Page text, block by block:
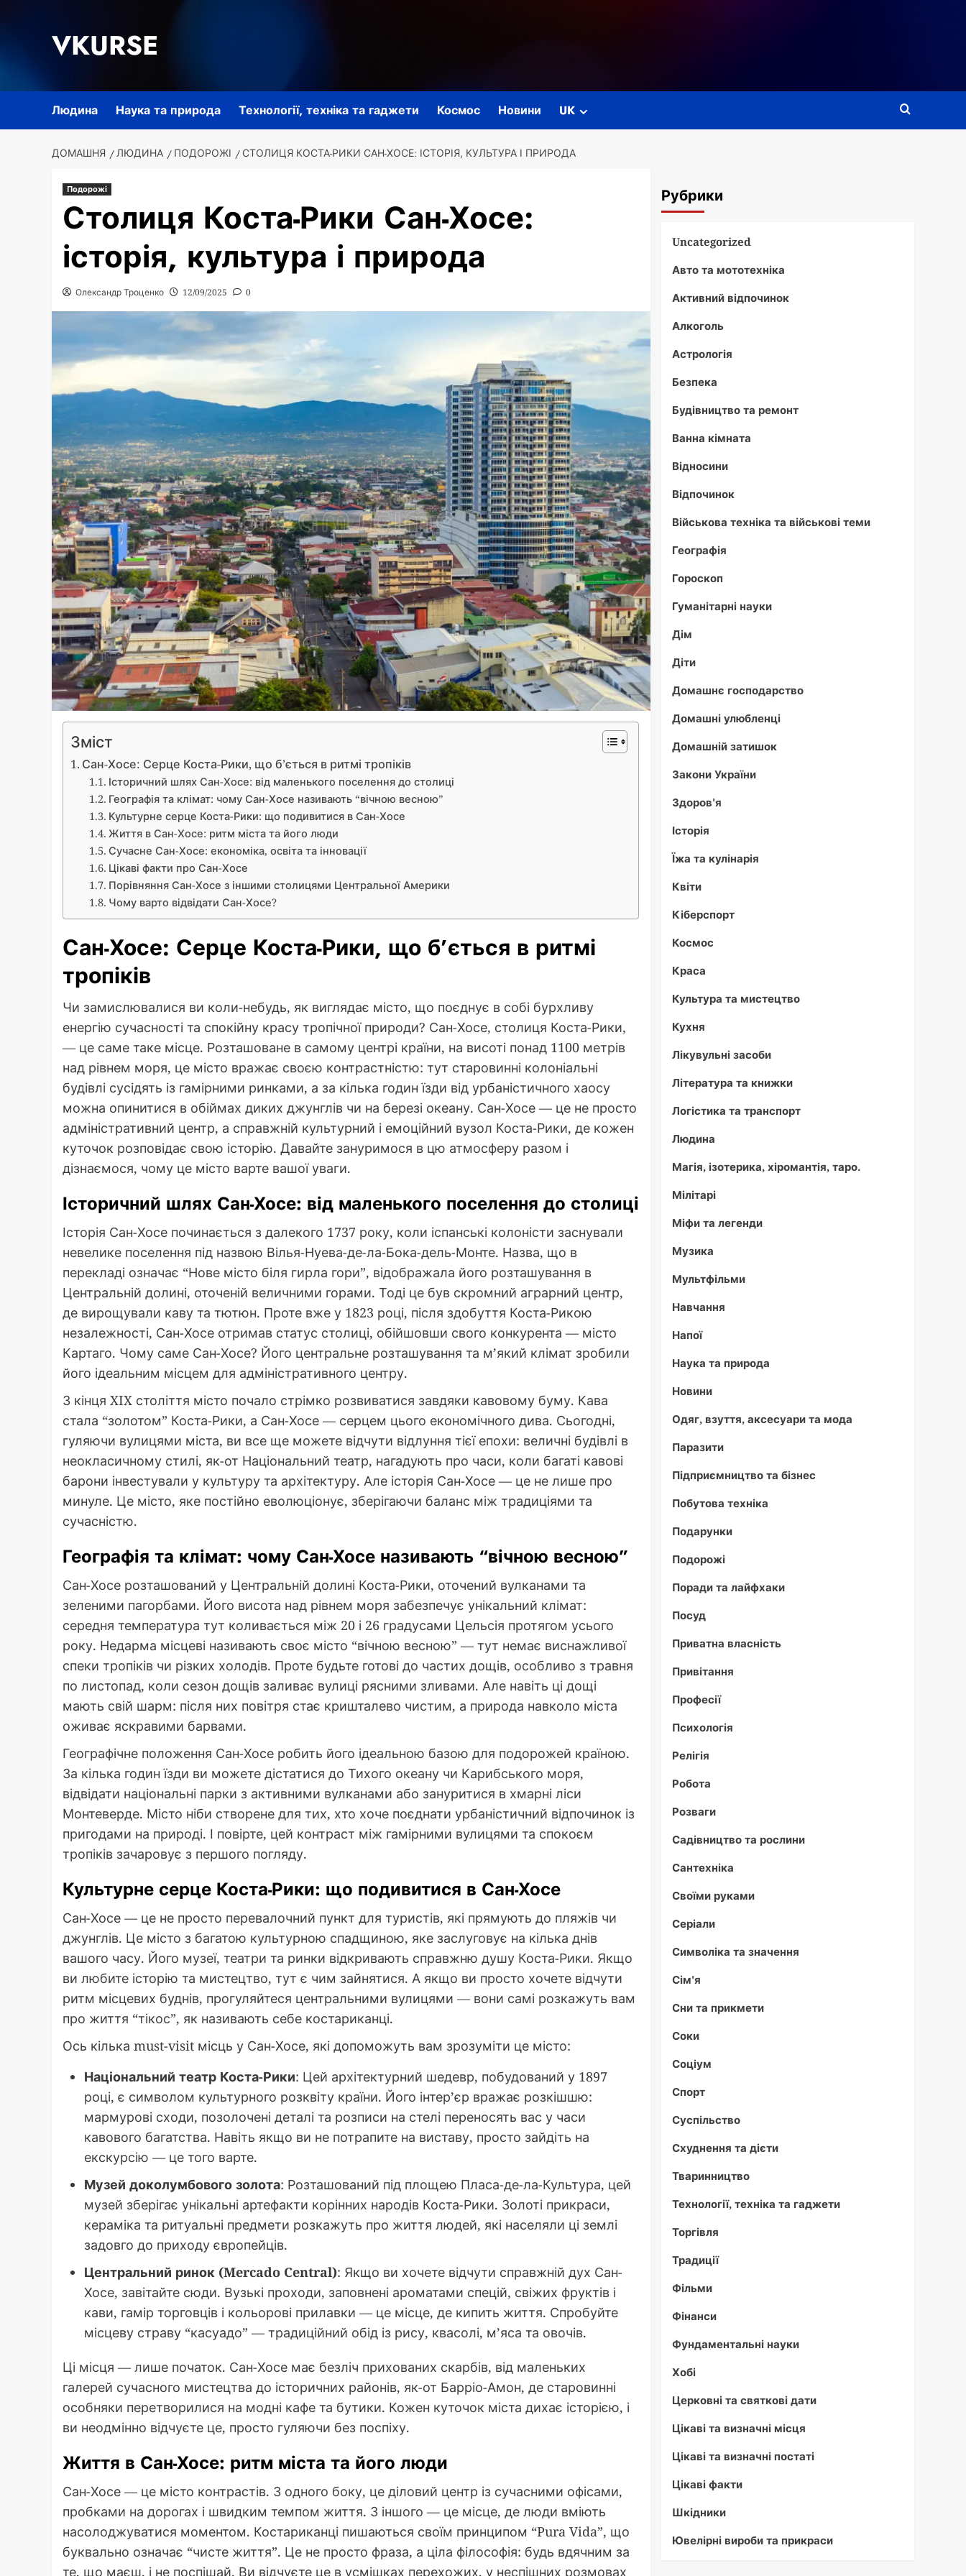
VKURSE
Людина Наука та природа Технології, техніка та гаджети Космос Новини UK
ДОМАШНЯ ЛЮДИНА ПОДОРОЖІ СТОЛИЦЯ КОСТА-РИКИ САН-ХОСЕ: ІСТОРІЯ, КУЛЬТУРА І ПРИРОДА
Подорожі
Столиця Коста-Рики Сан-Хосе:
історія, культура і природа
Олександр Троценко 12/09/2025 0
Зміст
Сан-Хосе: Серце Коста-Рики, що б’ється в ритмі тропіків
Історичний шлях Сан-Хосе: від маленького поселення до столиці
Географія та клімат: чому Сан-Хосе називають “вічною весною”
Культурне серце Коста-Рики: що подивитися в Сан-Хосе
Життя в Сан-Хосе: ритм міста та його люди
Сучасне Сан-Хосе: економіка, освіта та інновації
Цікаві факти про Сан-Хосе
Порівняння Сан-Хосе з іншими столицями Центральної Америки
Чому варто відвідати Сан-Хосе?
Сан-Хосе: Серце Коста-Рики, що б’ється в ритмі
тропіків
Чи замислювалися ви коли-небудь, як виглядає місто, що поєднує в собі бурхливу
енергію сучасності та спокійну красу тропічної природи? Сан-Хосе, столиця Коста-Рики,
— це саме таке місце. Розташоване в самому центрі країни, на висоті понад 1100 метрів
над рівнем моря, це місто вражає своєю контрастністю: тут старовинні колоніальні
будівлі сусідять із гамірними ринками, а за кілька годин їзди від урбаністичного хаосу
можна опинитися в обіймах диких джунглів чи на березі океану. Сан-Хосе — це не просто
адміністративний центр, а справжній культурний і емоційний вузол Коста-Рики, де кожен
куточок розповідає свою історію. Давайте зануримося в цю атмосферу разом і
дізнаємося, чому це місто варте вашої уваги.
Історичний шлях Сан-Хосе: від маленького поселення до столиці
Історія Сан-Хосе починається з далекого 1737 року, коли іспанські колоністи заснували
невелике поселення під назвою Вілья-Нуева-де-ла-Бока-дель-Монте. Назва, що в
перекладі означає “Нове місто біля гирла гори”, відображала його розташування в
Центральній долині, оточеній величними горами. Тоді це був скромний аграрний центр,
де вирощували каву та тютюн. Проте вже у 1823 році, після здобуття Коста-Рикою
незалежності, Сан-Хосе отримав статус столиці, обійшовши свого конкурента — місто
Картаго. Чому саме Сан-Хосе? Його центральне розташування та м’який клімат зробили
його ідеальним місцем для адміністративного центру.
З кінця XIX століття місто почало стрімко розвиватися завдяки кавовому буму. Кава
стала “золотом” Коста-Рики, а Сан-Хосе — серцем цього економічного дива. Сьогодні,
гуляючи вулицями міста, ви все ще можете відчути відлуння тієї епохи: величні будівлі в
неокласичному стилі, як-от Національний театр, нагадують про часи, коли багаті кавові
барони інвестували у культуру та архітектуру. Але історія Сан-Хосе — це не лише про
минуле. Це місто, яке постійно еволюціонує, зберігаючи баланс між традиціями та
сучасністю.
Географія та клімат: чому Сан-Хосе називають “вічною весною”
Сан-Хосе розташований у Центральній долині Коста-Рики, оточений вулканами та
зеленими пагорбами. Його висота над рівнем моря забезпечує унікальний клімат:
середня температура тут коливається між 20 і 26 градусами Цельсія протягом усього
року. Недарма місцеві називають своє місто “вічною весною” — тут немає виснажливої
спеки тропіків чи різких холодів. Проте будьте готові до частих дощів, особливо з травня
по листопад, коли сезон дощів заливає вулиці рясними зливами. Але навіть ці дощі
мають свій шарм: після них повітря стає кришталево чистим, а природа навколо міста
оживає яскравими барвами.
Географічне положення Сан-Хосе робить його ідеальною базою для подорожей країною.
За кілька годин їзди ви можете дістатися до Тихого океану чи Карибського моря,
відвідати національні парки з активними вулканами або зануритися в хмарні ліси
Монтеверде. Місто ніби створене для тих, хто хоче поєднати урбаністичний відпочинок із
пригодами на природі. І повірте, цей контраст між гамірними вулицями та спокоєм
тропіків зачаровує з першого погляду.
Культурне серце Коста-Рики: що подивитися в Сан-Хосе
Сан-Хосе — це не просто перевалочний пункт для туристів, які прямують до пляжів чи
джунглів. Це місто з багатою культурною спадщиною, яке заслуговує на кілька днів
вашого часу. Його музеї, театри та ринки відкривають справжню душу Коста-Рики. Якщо
ви любите історію та мистецтво, тут є чим зайнятися. А якщо ви просто хочете відчути
ритм місцевих буднів, прогуляйтеся центральними вулицями — вони самі розкажуть вам
про життя “тікос”, як називають себе костариканці.
Ось кілька must-visit місць у Сан-Хосе, які допоможуть вам зрозуміти це місто:
Національний театр Коста-Рики: Цей архітектурний шедевр, побудований у 1897
році, є символом культурного розквіту країни. Його інтер’єр вражає розкішшю:
мармурові сходи, позолочені деталі та розписи на стелі переносять вас у часи
кавового багатства. Навіть якщо ви не потрапите на виставу, просто зайдіть на
екскурсію — це того варте.
Музей доколумбового золота: Розташований під площею Пласа-де-ла-Культура, цей
музей зберігає унікальні артефакти корінних народів Коста-Рики. Золоті прикраси,
кераміка та ритуальні предмети розкажуть про життя людей, які населяли ці землі
задовго до приходу європейців.
Центральний ринок (Mercado Central): Якщо ви хочете відчути справжній дух Сан-
Хосе, завітайте сюди. Вузькі проходи, заповнені ароматами спецій, свіжих фруктів і
кави, гамір торговців і кольорові прилавки — це місце, де кипить життя. Спробуйте
місцеву страву “касуадо” — традиційний обід із рису, квасолі, м’яса та овочів.
Ці місця — лише початок. Сан-Хосе має безліч прихованих скарбів, від маленьких
галерей сучасного мистецтва до історичних районів, як-от Барріо-Амон, де старовинні
особняки перетворилися на модні кафе та бутики. Кожен куточок міста дихає історією, і
ви неодмінно відчуєте це, просто гуляючи без поспіху.
Життя в Сан-Хосе: ритм міста та його люди
Сан-Хосе — це місто контрастів. З одного боку, це діловий центр із сучасними офісами,
пробками на дорогах і швидким темпом життя. З іншого — це місце, де люди вміють
насолоджуватися моментом. Костариканці пишаються своїм принципом “Pura Vida”, що
буквально означає “чисте життя”. Це не просто фраза, а ціла філософія: будь вдячним за
те, що маєш, і не поспішай. Ви відчуєте це в усмішках перехожих, у неспішних розмовах
Рубрики
Uncategorized
Авто та мототехніка
Активний відпочинок
Алкоголь
Астрологія
Безпека
Будівництво та ремонт
Ванна кімната
Відносини
Відпочинок
Військова техніка та військові теми
Географія
Гороскоп
Гуманітарні науки
Дім
Діти
Домашнє господарство
Домашні улюбленці
Домашній затишок
Закони України
Здоров'я
Історія
Їжа та кулінарія
Квіти
Кіберспорт
Космос
Краса
Культура та мистецтво
Кухня
Лікувульні засоби
Література та книжки
Логістика та транспорт
Людина
Магія, ізотерика, хіромантія, таро.
Мілітарі
Міфи та легенди
Музика
Мультфільми
Навчання
Напої
Наука та природа
Новини
Одяг, взуття, аксесуари та мода
Паразити
Підприємництво та бізнес
Побутова техніка
Подарунки
Подорожі
Поради та лайфхаки
Посуд
Приватна власність
Привітання
Професії
Психологія
Релігія
Робота
Розваги
Садівництво та рослини
Сантехніка
Своїми руками
Серіали
Символіка та значення
Сім'я
Сни та прикмети
Соки
Соціум
Спорт
Суспільство
Схуднення та дієти
Тваринництво
Технології, техніка та гаджети
Торгівля
Традиції
Фільми
Фінанси
Фундаментальні науки
Хобі
Церковні та святкові дати
Цікаві та визначні місця
Цікаві та визначні постаті
Цікаві факти
Шкідники
Ювелірні вироби та прикраси